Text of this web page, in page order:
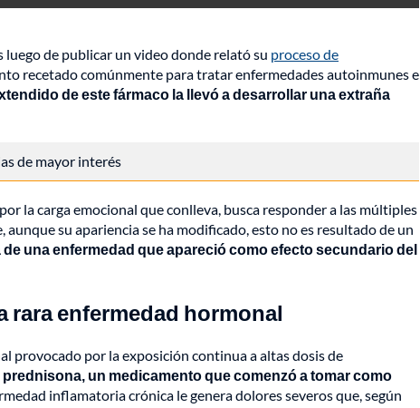
de publicar un video donde relató su proceso de
recetado comúnmente para tratar enfermedades autoinmunes e
de este fármaco la llevó a desarrollar una extraña
de mayor interés
la carga emocional que conlleva, busca responder a las múltiples
su apariencia se ha modificado, esto no es resultado de un
una enfermedad que apareció como efecto secundario del
rara enfermedad hormonal
provocado por la exposición continua a altas dosis de
un medicamento que comenzó a tomar como
inflamatoria crónica le genera dolores severos que, según